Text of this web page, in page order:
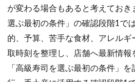
橋
の
高
級
司
で
が変わる場合もあると考えておき
選ぶ最初の条件」の確認段階1で
的、予算、苦手な食材、アレルギ
取時刻を整理し、店舗へ最新情報
「高級寿司を選ぶ最初の条件」